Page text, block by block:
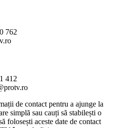
762
412
de contact pentru a ajunge la
simplă sau cauți să stabilești o
folosești aceste date de contact